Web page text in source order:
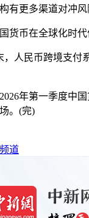
有更多渠道对冲
币在全球化时代
民币跨境支付系
年第一季度中国
。(完)
道